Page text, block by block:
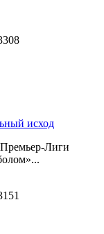
исход
Премьер-Лиги